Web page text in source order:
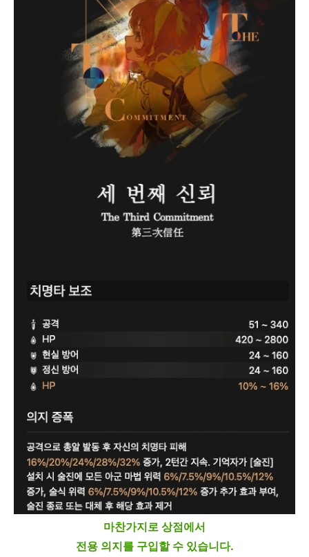
마찬가지로 상점에서
전용 의지를 구입할 수 있습니다.